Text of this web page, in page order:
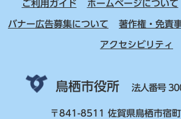
ご利用ガイド ホームページについて
バナー広告募集について 著作権・免責
アクセシビリティ
鳥栖市役所 法人番号
〒841-8511 佐賀県鳥栖市宿